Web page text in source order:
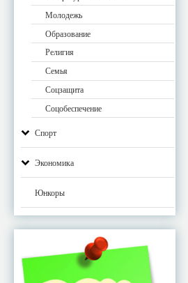
Молодежь
Образование
Религия
Семья
Соцзащита
Соцобеспечение
Спорт
Экономика
Юнкоры